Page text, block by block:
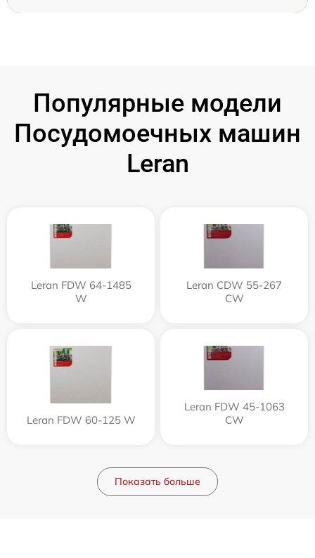
Популярные модели
Посудомоечных машин
Leran
Leran FDW 64-1485
W
Leran CDW 55-267
CW
Leran FDW 60-125 W
Leran FDW 45-1063
CW
Показать больше